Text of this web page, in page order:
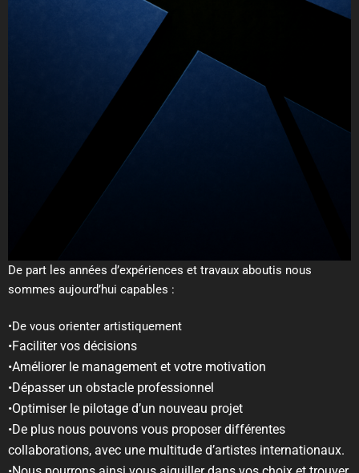
De part les années d’expériences et travaux aboutis nous
sommes aujourd’hui capables :
•De vous orienter artistiquement
•Faciliter vos décisions
•Améliorer le management et votre motivation
•Dépasser un obstacle professionnel
•Optimiser le pilotage d’un nouveau projet
•De plus nous pouvons vous proposer différentes
collaborations, avec une multitude d’artistes internationaux.